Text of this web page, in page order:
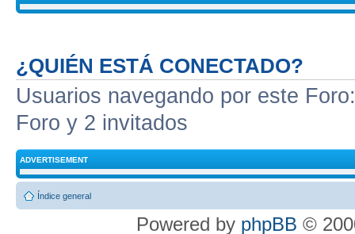
¿QUIÉN ESTÁ CONECTADO?
Usuarios navegando por este
Foro y 2 invitados
ADVERTISEMENT
Índice general
Powered by phpBB ©